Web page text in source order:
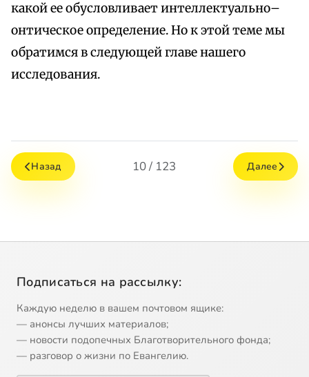
какой ее обусловливает интеллектуально–
онтическое определение. Но к этой теме мы
обратимся в следующей главе нашего
исследования.
Назад 10 / 123 Далее
Подписаться на рассылку:
Каждую неделю в вашем почтовом ящике:
— анонсы лучших материалов;
— новости подопечных Благотворительного фонда;
— разговор о жизни по Евангелию.